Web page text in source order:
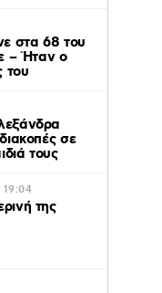
στα 68 του
– Ήταν ο
του
σε
τους
της